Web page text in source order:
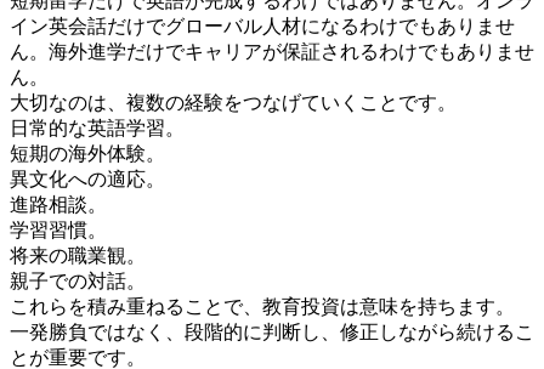
イン英会話だけでグローバル人材になるわけでもありませ
ん。海外進学だけでキャリアが保証されるわけでもありませ
ん。
大切なのは、複数の経験をつなげていくことです。
日常的な英語学習。
短期の海外体験。
異文化への適応。
進路相談。
学習習慣。
将来の職業観。
親子での対話。
これらを積み重ねることで、教育投資は意味を持ちます。
一発勝負ではなく、段階的に判断し、修正しながら続けるこ
とが重要です。